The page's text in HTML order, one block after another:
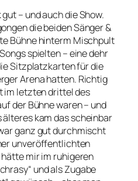
– und auch die Show.
die beiden Sänger &
Bühne hinterm Mischpult
spielten – eine dehr
Sitzplatzkarten für die
Arena hatten. Richtig
im letzten drittel des
der Bühne waren – und
älteres kam das scheinbar
ganz gut durchmischt
unveröffentlichten
mir im ruhigeren
und als Zugabe